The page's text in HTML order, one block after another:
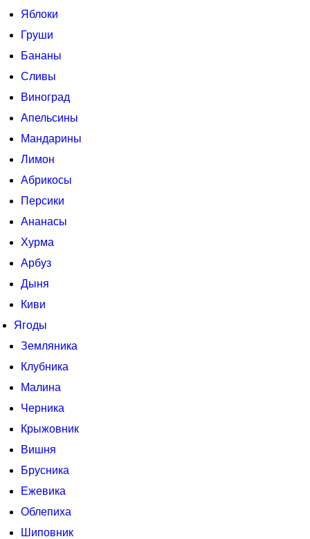
Яблоки
Груши
Бананы
Сливы
Виноград
Апельсины
Мандарины
Лимон
Абрикосы
Персики
Ананасы
Хурма
Арбуз
Дыня
Киви
Ягоды
Земляника
Клубника
Малина
Черника
Крыжовник
Вишня
Брусника
Ежевика
Облепиха
Шиповник